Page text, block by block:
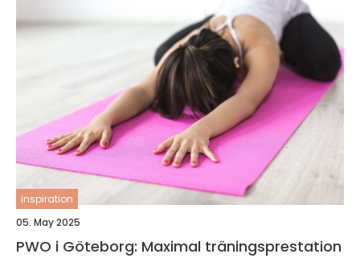
inspiration
05. May 2025
PWO i Göteborg: Maximal träningsprestation